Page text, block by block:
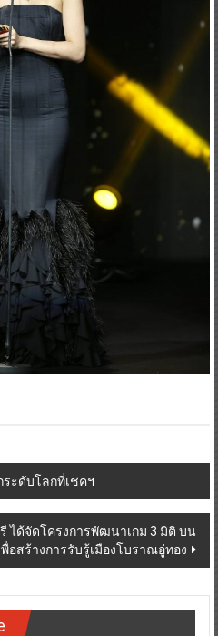
ะดับโลกที่เชคฯ
ได้จัดโครงการพัฒนาเกม 3 มิติ บน
อสร้างการรับรู้เมืองโบราณอู่ทอง